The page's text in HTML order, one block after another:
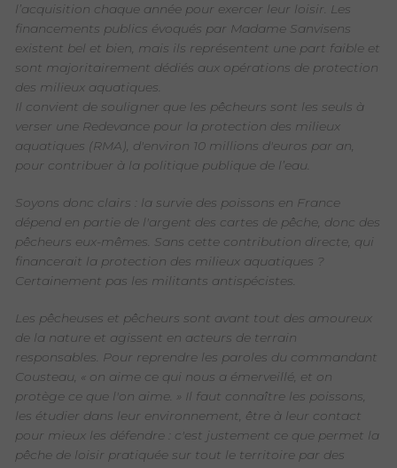
l’acquisition chaque année pour exercer leur loisir. Les
financements publics évoqués par Madame Sanvisens
existent bel et bien, mais ils représentent une part faible et
sont majoritairement dédiés aux opérations de protection
des milieux aquatiques.
Il convient de souligner que les pêcheurs sont les seuls à
verser une Redevance pour la protection des milieux
aquatiques (RMA), d'environ 10 millions d'euros par an,
pour contribuer à la politique publique de l’eau.
Soyons donc clairs : la survie des poissons en France
dépend en partie de l'argent des cartes de pêche, donc des
pêcheurs eux-mêmes. Sans cette contribution directe, qui
financerait la protection des milieux aquatiques ?
Certainement pas les militants antispécistes.
Les pêcheuses et pêcheurs sont avant tout des amoureux
de la nature et agissent en acteurs de terrain
responsables. Pour reprendre les paroles du commandant
Cousteau, « on aime ce qui nous a émerveillé, et on
protège ce que l'on aime. » Il faut connaître les poissons,
les étudier dans leur environnement, être à leur contact
pour mieux les défendre : c'est justement ce que permet la
pêche de loisir pratiquée sur tout le territoire par des